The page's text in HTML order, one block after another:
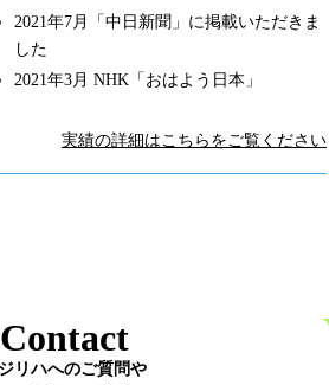
2021年7月「中日新聞」に掲載いただきま
した
2021年3月 NHK「おはよう日本」
実績の詳細はこちらをご覧ください
Contact
リハへのご質問や